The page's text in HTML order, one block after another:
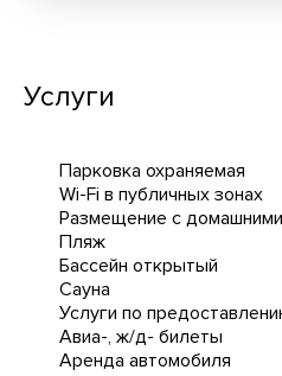
Услуги
Парковка охраняемая
Wi-Fi в публичных зонах
Размещение с
Пляж
Бассейн открытый
Сауна
Услуги по
Авиа-, ж/д- билеты
Аренда автомобиля